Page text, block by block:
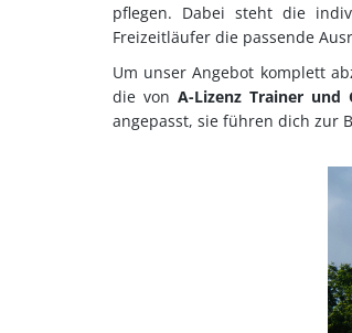
pflegen. Dabei steht die
Freizeitläufer die passende
Um unser Angebot komplett
die von A-Lizenz Trainer
angepasst, sie führen dich zur